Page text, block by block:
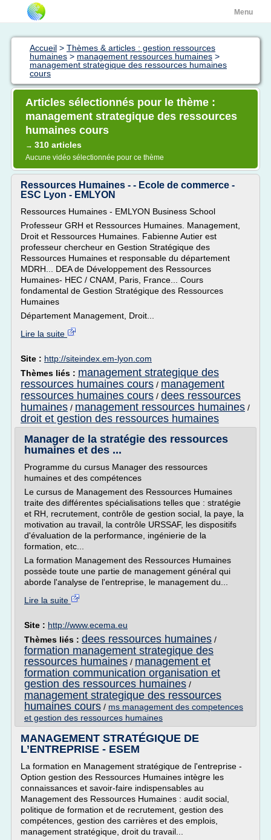
Menu
Accueil > Thèmes & articles : gestion ressources
humaines > management ressources humaines >
management strategique des ressources humaines
cours
Articles sélectionnés pour le thème :
management strategique des ressources
humaines cours
→ 310 articles
Aucune vidéo sélectionnée pour ce thème
Ressources Humaines - - Ecole de commerce -
ESC Lyon - EMLYON
Ressources Humaines - EMLYON Business School
Professeur GRH et Ressources Humaines. Management,
Droit et Ressources Humaines. Fabienne Autier est
professeur chercheur en Gestion Stratégique des
Ressources Humaines et responsable du département
MDRH... DEA de Développement des Ressources
Humaines- HEC / CNAM, Paris, France... Cours
fondamental de Gestion Stratégique des Ressources
Humaines
Département Management, Droit...
Lire la suite
Site : http://siteindex.em-lyon.com
Thèmes liés : management strategique des
ressources humaines cours / management
ressources humaines cours / dees ressources
humaines / management ressources humaines /
droit et gestion des ressources humaines
Manager de la stratégie des ressources
humaines et des ...
Programme du cursus Manager des ressources
humaines et des compétences
Le cursus de Management des Ressources Humaines
traite des différentes spécialisations telles que : stratégie
et RH, recrutement, contrôle de gestion social, la paye, la
motivation au travail, la contrôle URSSAF, les dispositifs
d'évaluation de la performance, ingénierie de la
formation, etc...
La formation Management des Ressources Humaines
possède toute une partie de management général qui
aborde l'analyse de l'entreprise, le management du...
Lire la suite
Site : http://www.ecema.eu
Thèmes liés : dees ressources humaines /
formation management strategique des
ressources humaines / management et
formation communication organisation et
gestion des ressources humaines /
management strategique des ressources
humaines cours / ms management des competences
et gestion des ressources humaines
MANAGEMENT STRATÉGIQUE DE
L’ENTREPRISE - ESEM
La formation en Management stratégique de l'entreprise -
Option gestion des Ressources Humaines intègre les
connaissances et savoir-faire indispensables au
Management des Ressources Humaines : audit social,
politique de formation et de recrutement, gestion des
compétences, gestion des carrières et des emplois,
management stratégique, droit du travail...